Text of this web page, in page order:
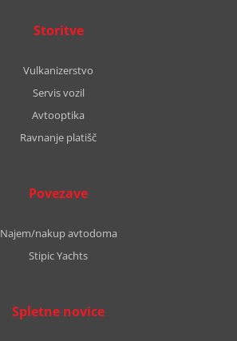
Storitve
Vulkanizerstvo
Servis vozil
Avtooptika
Ravnanje platišč
Povezave
Najem/nakup avtodoma
Stipic Yachts
Spletne novice